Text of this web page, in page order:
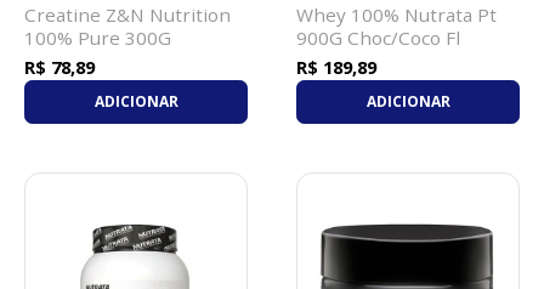
Creatine Z&N Nutrition
100% Pure 300G
Monohidratada
R$ 78,89
ADICIONAR
Whey 100% Nutrata Pt
900G Choc/Coco Fl
R$ 189,89
ADICIONAR